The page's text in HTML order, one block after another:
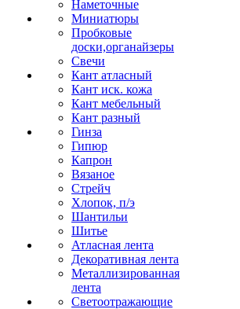
Наметочные
Миниатюры
Пробковые
доски,органайзеры
Свечи
Кант атласный
Кант иск. кожа
Кант мебельный
Кант разный
Гинза
Гипюр
Капрон
Вязаное
Стрейч
Хлопок, п/э
Шантильи
Шитье
Атласная лента
Декоративная лента
Металлизированная
лента
Светоотражающие